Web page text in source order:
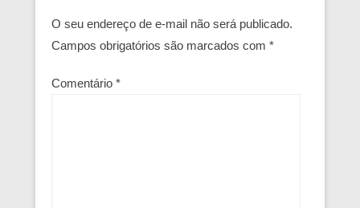
O seu endereço de e-mail não será publicado.
Campos obrigatórios são marcados com *
Comentário *